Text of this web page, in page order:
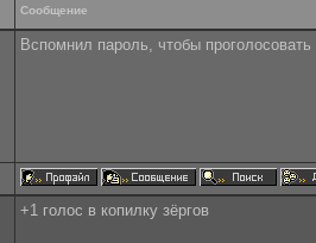
Сообщение
Вспомнил пароль, чтобы проголосовать
+1 голос в копилку зёргов